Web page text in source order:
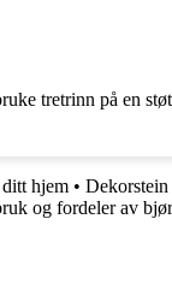
tretrinn på en
hjem •
og fordeler av